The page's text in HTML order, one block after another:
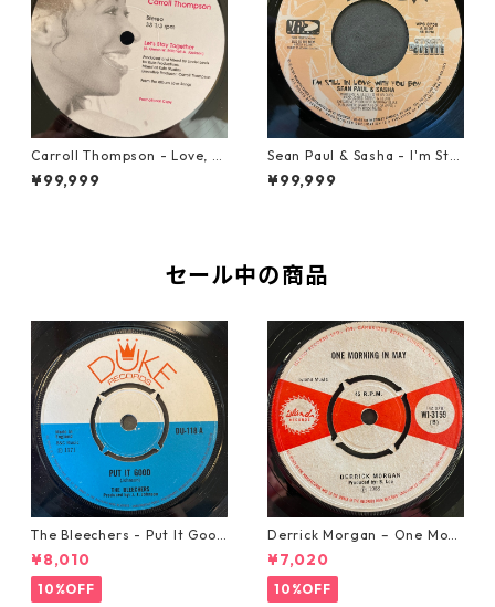
Carroll Thompson - Love, N
eed And Want You【12-2198
3】
¥99,999
Sean Paul & Sasha - I'm Still
In Love With You Boy【7-218
78】
¥99,999
セール中の商品
The Bleechers - Put It Good
【7-21637】
¥8,010
10%OFF
Derrick Morgan – One Morn
ing In May【7-21653】
¥7,020
10%OFF